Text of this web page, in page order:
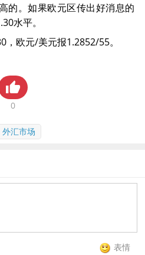
的。如果欧元区传出好消息的
水平。
欧元/美元报1.2852/55。
0
外汇市场
表情